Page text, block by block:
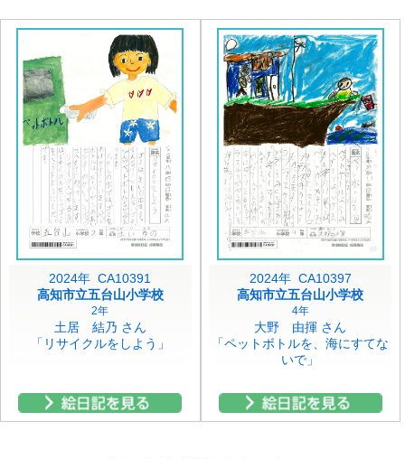
2024年 CA10391
高知市立五台山小学校
2年
土居 結乃 さん
「リサイクルをしよう」
2024年 CA10397
高知市立五台山小学校
4年
大野 由揮 さん
「ペットボトルを、海にすてな
いで」